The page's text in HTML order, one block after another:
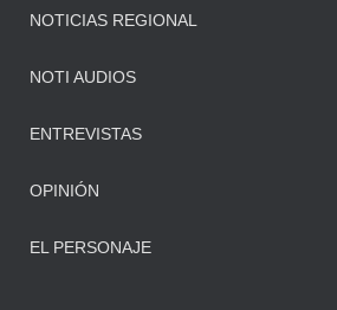
NOTICIAS REGIONAL
NOTI AUDIOS
ENTREVISTAS
OPINIÓN
EL PERSONAJE